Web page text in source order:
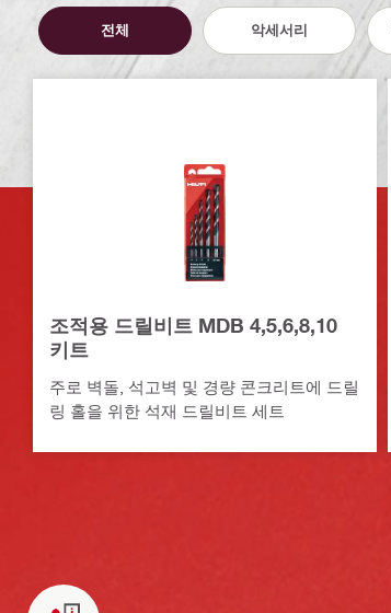
전체 악세서리
조적용 드릴비트 MDB 4,5,6,8,10
키트
주로 벽돌, 석고벽 및 경량 콘크리트에 드릴
링 홀을 위한 석재 드릴비트 세트